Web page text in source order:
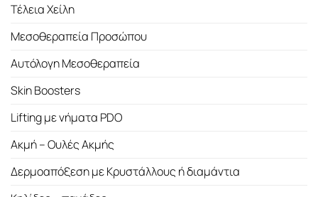
Τέλεια Χείλη
Μεσοθεραπεία Προσώπου
Αυτόλογη Μεσοθεραπεία
Skin Boosters
Lifting με νήματα PDO
Ακμή – Ουλές Ακμής
Δερμοαπόξεση με Κρυστάλλους ή διαμάντια